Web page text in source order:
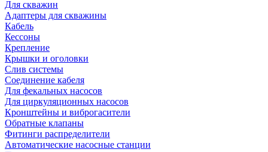
Для скважин
Адаптеры для скважины
Кабель
Кессоны
Крепление
Крышки и оголовки
Слив системы
Соединение кабеля
Для фекальных насосов
Для циркуляционных насосов
Кронштейны и виброгасители
Обратные клапаны
Фитинги распределители
Автоматические насосные станции